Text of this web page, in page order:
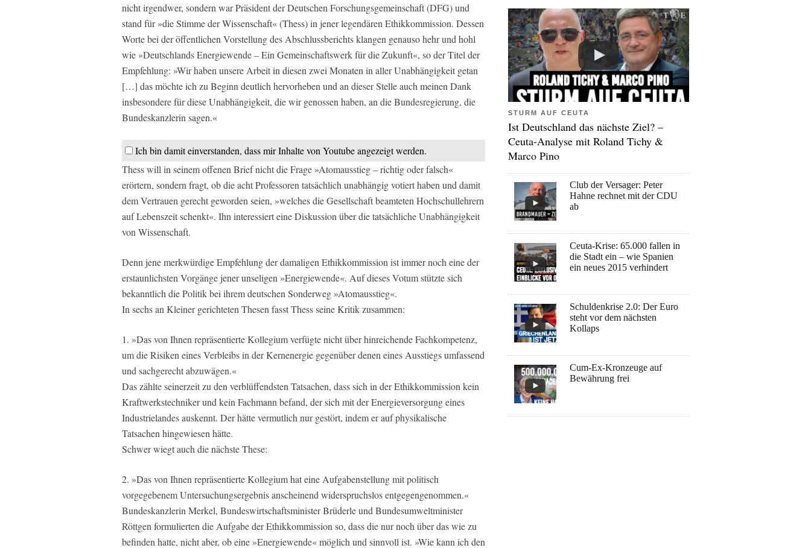
nicht irgendwer, sondern war Präsident der Deutschen Forschungsgemeinschaft (DFG) und
stand für »die Stimme der Wissenschaft« (Thess) in jener legendären Ethikkommission. Dessen
Worte bei der öffentlichen Vorstellung des Abschlussberichts klangen genauso hehr und hohl
wie »Deutschlands Energiewende – Ein Gemeinschaftswerk für die Zukunft«, so der Titel der
Empfehlung: »Wir haben unsere Arbeit in diesen zwei Monaten in aller Unabhängigkeit getan
[…] das möchte ich zu Beginn deutlich hervorheben und an dieser Stelle auch meinen Dank
insbesondere für diese Unabhängigkeit, die wir genossen haben, an die Bundesregierung, die
Bundeskanzlerin sagen.«
Ich bin damit einverstanden, dass mir Inhalte von Youtube angezeigt werden.
Thess will in seinem offenen Brief nicht die Frage »Atomausstieg – richtig oder falsch«
erörtern, sondern fragt, ob die acht Professoren tatsächlich unabhängig votiert haben und damit
dem Vertrauen gerecht geworden seien, »welches die Gesellschaft beamteten Hochschullehrern
auf Lebenszeit schenkt«. Ihn interessiert eine Diskussion über die tatsächliche Unabhängigkeit
von Wissenschaft.
Denn jene merkwürdige Empfehlung der damaligen Ethikkommission ist immer noch eine der
erstaunlichsten Vorgänge jener unseligen »Energiewende«. Auf dieses Votum stützte sich
bekanntlich die Politik bei ihrem deutschen Sonderweg »Atomausstieg«.
In sechs an Kleiner gerichteten Thesen fasst Thess seine Kritik zusammen:
1. »Das von Ihnen repräsentierte Kollegium verfügte nicht über hinreichende Fachkompetenz,
um die Risiken eines Verbleibs in der Kernenergie gegenüber denen eines Ausstiegs umfassend
und sachgerecht abzuwägen.«
Das zählte seinerzeit zu den verblüffendsten Tatsachen, dass sich in der Ethikkommission kein
Kraftwerkstechniker und kein Fachmann befand, der sich mit der Energieversorgung eines
Industrielandes auskennt. Der hätte vermutlich nur gestört, indem er auf physikalische
Tatsachen hingewiesen hätte.
Schwer wiegt auch die nächste These:
2. »Das von Ihnen repräsentierte Kollegium hat eine Aufgabenstellung mit politisch
vorgegebenem Untersuchungsergebnis anscheinend widerspruchslos entgegengenommen.«
Bundeskanzlerin Merkel, Bundeswirtschaftsminister Brüderle und Bundesumweltminister
Röttgen formulierten die Aufgabe der Ethikkommission so, dass die nur noch über das wie zu
befinden hatte, nicht aber, ob eine »Energiewende« möglich und sinnvoll ist. »Wie kann ich den
STURM AUF CEUTA
Ist Deutschland das nächste Ziel? –
Ceuta-Analyse mit Roland Tichy &
Marco Pino
Club der Versager: Peter
Hahne rechnet mit der CDU
ab
Ceuta-Krise: 65.000 fallen in
die Stadt ein – wie Spanien
ein neues 2015 verhindert
Schuldenkrise 2.0: Der Euro
steht vor dem nächsten
Kollaps
Cum-Ex-Kronzeuge auf
Bewährung frei